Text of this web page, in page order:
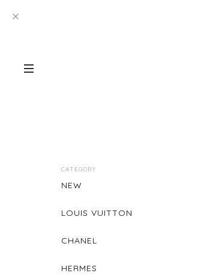
CATEGORY
NEW
LOUIS VUITTON
CHANEL
HERMES